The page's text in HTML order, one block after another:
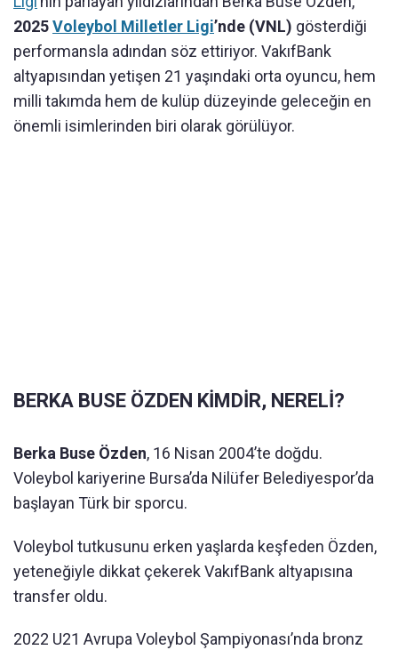
2025Voleybol Milletler Ligi’nde (VNL) gösterdiği
performansla adından söz ettiriyor. VakıfBank
altyapısından yetişen 21 yaşındaki orta oyuncu, hem
milli takımda hem de kulüp düzeyinde geleceğin en
önemli isimlerinden biri olarak görülüyor.
BERKA BUSE ÖZDEN KİMDİR, NERELİ?
Berka Buse Özden, 16 Nisan 2004’te doğdu.
Voleybol kariyerine Bursa’da Nilüfer Belediyespor’da
başlayan Türk bir sporcu.
Voleybol tutkusunu erken yaşlarda keşfeden Özden,
yeteneğiyle dikkat çekerek VakıfBank altyapısına
transfer oldu.
2022 U21 Avrupa Voleybol Şampiyonası’nda bronz